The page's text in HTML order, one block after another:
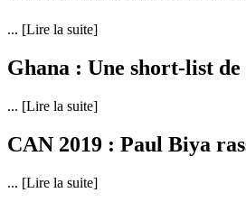
... [Lire la suite]
Ghana : Une short-list de
... [Lire la suite]
CAN 2019 : Paul Biya
... [Lire la suite]